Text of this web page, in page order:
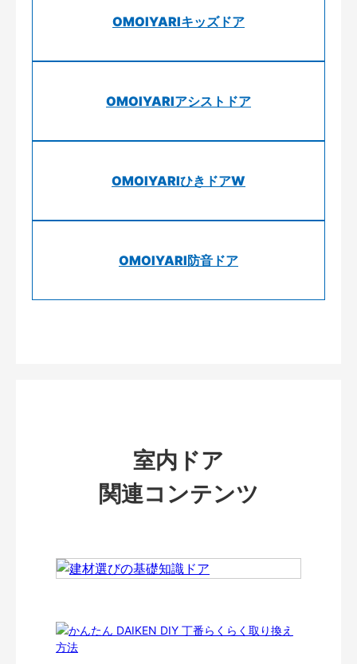
OMOIYARIキッズドア
OMOIYARIアシストドア
OMOIYARIひきドアW
OMOIYARI防音ドア
室内ドア
関連コンテンツ